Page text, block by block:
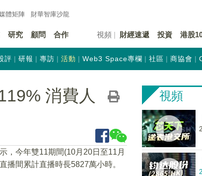
體矩陣 財華智庫沙龍
研究 顧問 合作 視頻 財經速遞 投資 港股
評 研報 專訪 活動 Web3 Space專欄 社區 商協會
消費人
，今年雙11期間(10月20日至11月
播間累計直播時長5827萬小時。
視頻